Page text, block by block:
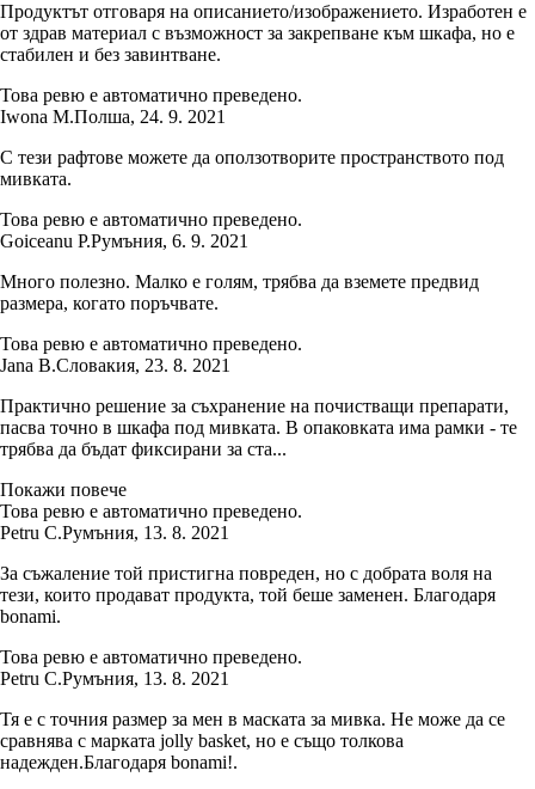
Продуктът отговаря на описанието/изображението. Изработен е
от здрав материал с възможност за закрепване към шкафа, но е
стабилен и без завинтване.
Това ревю е автоматично преведено.
Iwona M.Полша, 24. 9. 2021
С тези рафтове можете да оползотворите пространството под
мивката.
Това ревю е автоматично преведено.
Goiceanu P.Румъния, 6. 9. 2021
Много полезно. Малко е голям, трябва да вземете предвид
размера, когато поръчвате.
Това ревю е автоматично преведено.
Jana B.Словакия, 23. 8. 2021
Практично решение за съхранение на почистващи препарати,
пасва точно в шкафа под мивката. В опаковката има рамки - те
трябва да бъдат фиксирани за ста...
Покажи повече
Това ревю е автоматично преведено.
Petru C.Румъния, 13. 8. 2021
За съжаление той пристигна повреден, но с добрата воля на
тези, които продават продукта, той беше заменен. Благодаря
bonami.
Това ревю е автоматично преведено.
Petru C.Румъния, 13. 8. 2021
Тя е с точния размер за мен в маската за мивка. Не може да се
сравнява с марката jolly basket, но е също толкова
надежден.Благодаря bonami!.